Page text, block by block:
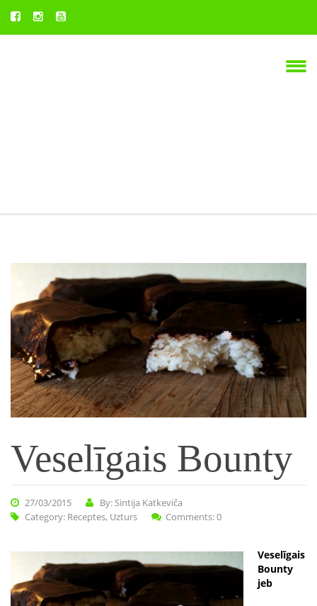
Veselīgais Bounty
27/03/2015
By: Sintija Katkeviča
Category: Receptes, Uzturs Comments: 0
Veselīgais
Bounty
jeb